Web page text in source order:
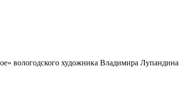
вологодского художника Владимира Лупандина